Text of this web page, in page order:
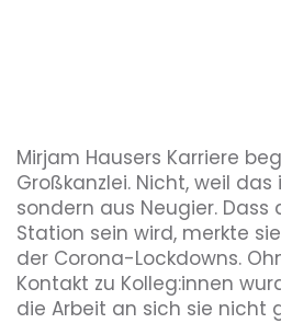
Mirjam Hausers Karriere
Großkanzlei. Nicht, weil das
sondern aus Neugier.
Station sein wird, merkte
der Corona-Lockdowns.
Kontakt zu Kolleg:innen
die Arbeit an sich sie nicht